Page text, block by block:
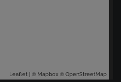
Leaflet | © Mapbox © OpenStreetMap